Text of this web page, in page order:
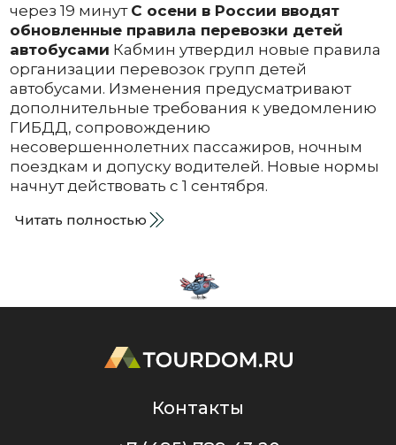
через 19 минут С осени в России вводят
обновленные правила перевозки детей
автобусами Кабмин утвердил новые правила
организации перевозок групп детей
автобусами. Изменения предусматривают
дополнительные требования к уведомлению
ГИБДД, сопровождению
несовершеннолетних пассажиров, ночным
поездкам и допуску водителей. Новые нормы
начнут действовать с 1 сентября.
Читать полностью
Контакты